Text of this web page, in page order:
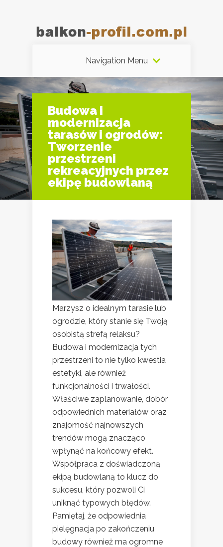
Navigation Menu
Budowa i
modernizacja
tarasów i ogrodów:
Tworzenie
przestrzeni
rekreacyjnych przez
ekipę budowlaną
Marzysz o idealnym tarasie lub
ogrodzie, który stanie się Twoją
osobistą strefą relaksu?
Budowa i modernizacja tych
przestrzeni to nie tylko kwestia
estetyki, ale również
funkcjonalności i trwałości.
Właściwe zaplanowanie, dobór
odpowiednich materiałów oraz
znajomość najnowszych
trendów mogą znacząco
wpłynąć na końcowy efekt.
Współpraca z doświadczoną
ekipą budowlaną to klucz do
sukcesu, który pozwoli Ci
uniknąć typowych błędów.
Pamiętaj, że odpowiednia
pielęgnacja po zakończeniu
budowy również ma ogromne